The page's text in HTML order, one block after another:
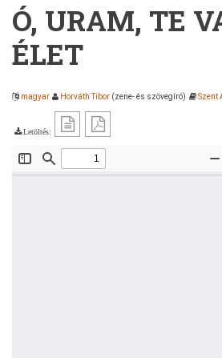
Ó, URAM, TE
ÉLET
magyar Horváth Tibor (zene- és szövegíró) Szent
Letöltés: